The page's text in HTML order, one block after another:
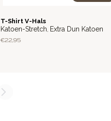
LITE
T-Shirt V-Hals
Katoen-Stretch, Extra Dun Katoen
€ 22,95